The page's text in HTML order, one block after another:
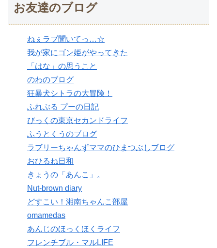
お友達のブログ
ねぇラブ聞いてっ…☆
我が家にゴン姫がやってきた
「はな」の思うこと
のわのブログ
狂暴犬シトラの大冒険！
ふれぶる プーの日記
びっくの東京セカンドライフ
ふうとくうのブログ
ラブリーちゃんずママのひまつぶしブログ
おひるね日和
きょうの「あんこ」。
Nut-brown diary
どすこい！湘南ちゃんこ部屋
omamedas
あんじのほっくほくライフ
フレンチブル・マルLIFE